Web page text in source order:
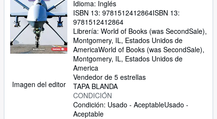
Imagen del editor
Idioma: Inglés
ISBN 13: 9781512412864ISBN 13:
9781512412864
Librería: World of Books (was SecondSale),
Montgomery, IL, Estados Unidos de
AmericaWorld of Books (was SecondSale),
Montgomery, IL, Estados Unidos de
America
Vendedor de 5 estrellas
TAPA BLANDA
CONDICIÓN
Condición: Usado - AceptableUsado -
Aceptable